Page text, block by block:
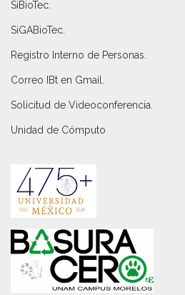
SiBioTec
SiGABioTec.
Registro Interno de Personas
Correo IBt en Gmail
Solicitud de Videoconferencia.
Unidad de Cómputo